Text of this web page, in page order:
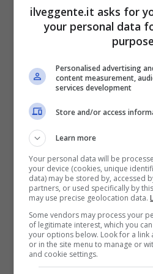
Mostra
Planetwin365: 2050€ per
Iscrivendoti a PlanetWin365
in Bonus Scommesse +
Mostra
ilveggente.it asks for
your personal data
Personalised advertising
content measurement,
services development
Store and/or access
Learn more
Your personal data will be
your device (cookies, unique
data) may be stored by, accessed
partners, or used specifically by
may use precise geolocation data.
Some vendors may process your
of legitimate interest, which you
your options below. Look for a link
or in the site menu to manage or
and cookie settings.